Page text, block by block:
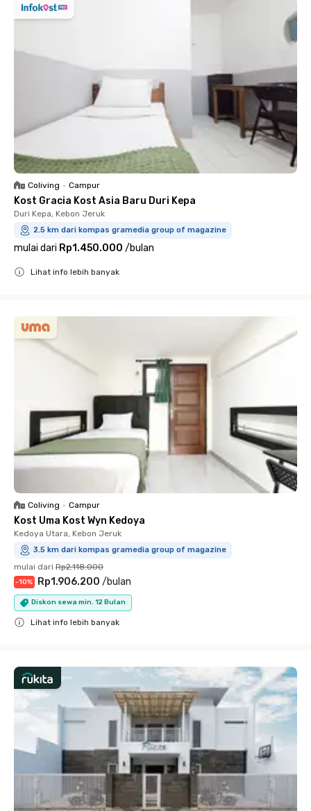
Coliving • Campur
Kost Gracia Kost Asia Baru Duri Kepa
Duri Kepa, Kebon Jeruk
2.5 km dari kompas gramedia group of magazine
mulai dari Rp1.450.000 /bulan
Lihat info lebih banyak
Coliving • Campur
Kost Uma Kost Wyn Kedoya
Kedoya Utara, Kebon Jeruk
3.5 km dari kompas gramedia group of magazine
mulai dari Rp2.118.000
-10% Rp1.906.200 /bulan
Diskon sewa min. 12 Bulan
Lihat info lebih banyak